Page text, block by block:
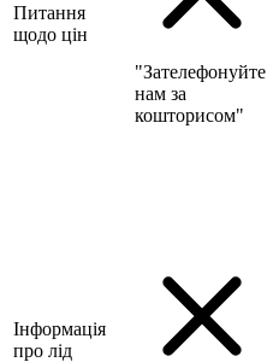
Питання
щодо цін
"Зателефонуйте
нам за
кошторисом"
Інформація
про лід